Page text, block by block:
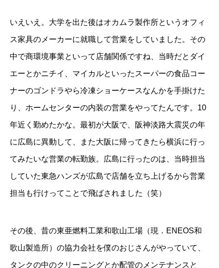
いえいえ。大学を出た後はオカムラ製作所というオフィ
ス家具のメーカーに就職して営業をしていました。その
中で商環境事業といって店舗関係ですね、当時だとダイ
エーとかニチイ、マイカルといったスーパーの食品コー
ナーのゴンドラやら冷凍ショーケースなんかを手掛けた
り、ホームセンターの内装の営業をやってたんです。10
年近く勤めたかな。最初が大阪で、阪神淡路大震災の年
に広島に異動して、また大阪に帰ってきたら横浜に行っ
てみたいな営業の転勤族。広島に行ったのは、当時担当
していた東急ハンズが広島で店舗を立ち上げるから営業
担当も行けってことで飛ばされました（笑）
その後、昔の東亜燃料工業和歌山工場（現．ENEOS和
歌山製造所）の協力会社を僕のおじさんがやっていて、
タンクの中のクリーニングとか配管のメンテナンスと